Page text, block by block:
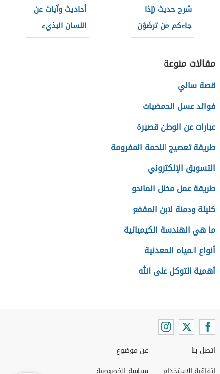
شرح حديث (إذا
جاءكم من ترضَوْن
دينه)
أحاديث وآيات عن
اللسان البذيء
مقالات منوعة
قصة سالي
فوائد عسل الحمضيات
عبارات عن الوطن قصيرة
طريقة تعصيج اللحمة المفرومة
التسويق الإلكتروني
طريقة عمل مخلل المانجو
كليلة ودمنة لابن المقفع
ما هي الهندسة الكيميائية
أنواع المياه المعدنية
أهمية التوكل على الله
اتصل بنا
اتفاقية الاستخدام
عن موضوع
سياسة الخصوصية